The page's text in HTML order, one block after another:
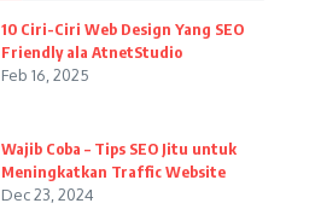
10 Ciri-Ciri Web Design Yang SEO
Friendly ala AtnetStudio
Feb 16, 2025
Wajib Coba – Tips SEO Jitu untuk
Meningkatkan Traffic Website
Dec 23, 2024